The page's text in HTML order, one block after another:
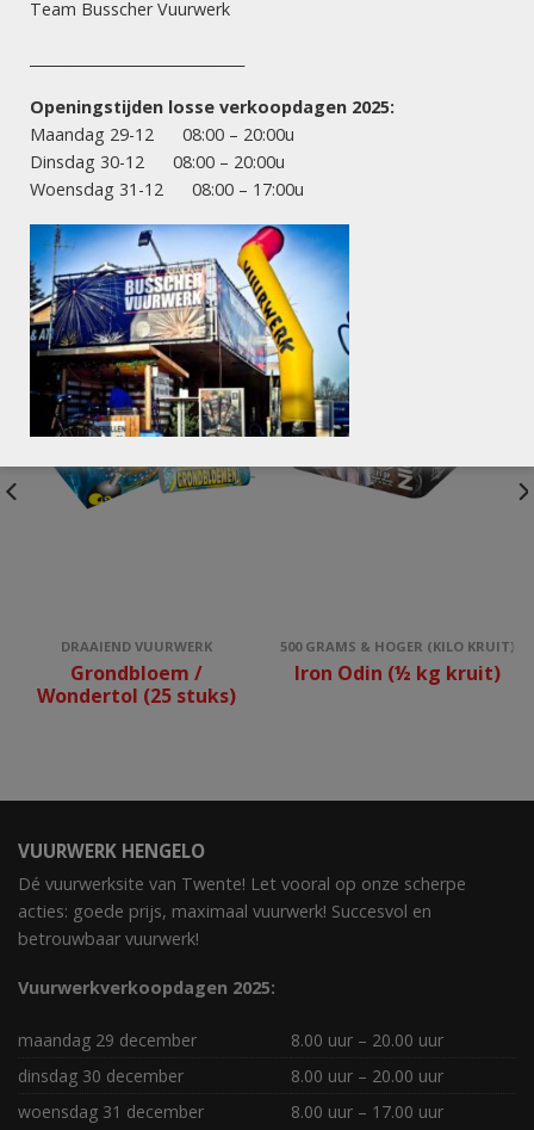
effecten die de hemel verlichten.
Kies voor Angel Dust en maak jouw vuurwerkshow
onvergetelijk! Bestel nu en ervaar de magie van een kleurrijke
vuurwerkervaring.
ANDEREN KOCHTEN OOK:
DRAAIEND VUURWERK
Grondbloem /
Wondertol (25 stuks)
500 GRAMS & HOGER (KILO KRUIT)
Iron Odin (½ kg kruit)
VUURWERK HENGELO
Dé vuurwerksite van Twente! Let vooral op onze scherpe
acties: goede prijs, maximaal vuurwerk! Succesvol en
betrouwbaar vuurwerk!
Vuurwerkverkoopdagen 2025:
maandag 29 december
8.00 uur – 20.00 uur
dinsdag 30 december
8.00 uur – 20.00 uur
woensdag 31 december
8.00 uur – 17.00 uur
Team Busscher Vuurwerk
Openingstijden losse verkoopdagen 2025:
Maandag 29-12 08:00 – 20:00u
Dinsdag 30-12 08:00 – 20:00u
Woensdag 31-12 08:00 – 17:00u